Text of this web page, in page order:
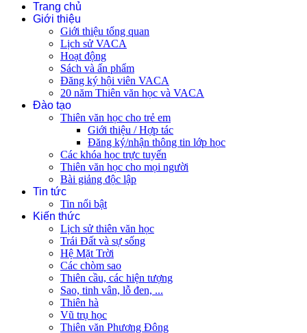
Trang chủ
Giới thiệu
Giới thiệu tổng quan
Lịch sử VACA
Hoạt động
Sách và ấn phẩm
Đăng ký hội viên VACA
20 năm Thiên văn học và VACA
Đào tạo
Thiên văn học cho trẻ em
Giới thiệu / Hợp tác
Đăng ký/nhận thông tin lớp học
Các khóa học trực tuyến
Thiên văn học cho mọi người
Bài giảng độc lập
Tin tức
Tin nổi bật
Kiến thức
Lịch sử thiên văn học
Trái Đất và sự sống
Hệ Mặt Trời
Các chòm sao
Thiên cầu, các hiện tượng
Sao, tinh vân, lỗ đen, ...
Thiên hà
Vũ trụ học
Thiên văn Phương Đông